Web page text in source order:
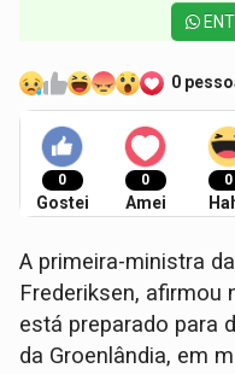
0
0
Gostei
0
Amei
0
A primeira-ministra
Frederiksen, afirmou
está preparado para
da Groenlândia, em